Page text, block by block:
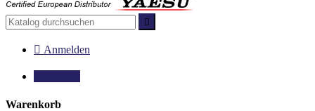

 Anmelden
Warenkorb